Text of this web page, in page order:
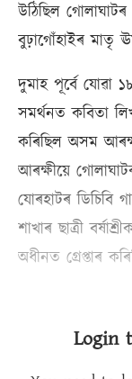
উঠিছিল গোলাঘাটৰ
বুঢ়াগোঁহাইৰ মাতৃ
দুমাহ পূৰ্বে যোৱা
সমৰ্থনত কবিতা
কৰিছিল অসম
আৰক্ষীয়ে
যোৰহাটৰ ডিচিবি
শাখাৰ ছাত্ৰী
অধীনত গ্ৰেপ্তাৰ
Login